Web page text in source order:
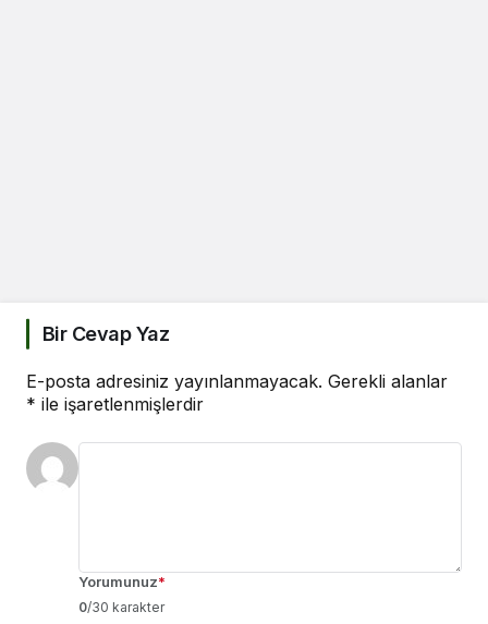
Bir Cevap Yaz
E-posta adresiniz yayınlanmayacak. Gerekli alanlar
* ile işaretlenmişlerdir
Yorumunuz*
0/30 karakter